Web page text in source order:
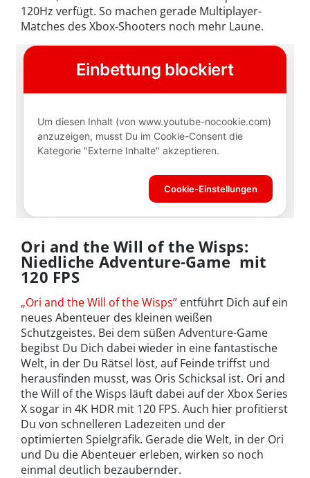
120Hz verfügt. So machen gerade Multiplayer-
Matches des Xbox-Shooters noch mehr Laune.
Ori and the Will of the Wisps:
Niedliche Adventure-Game mit
120 FPS
„Ori and the Will of the Wisps” entführt Dich auf ein
neues Abenteuer des kleinen weißen
Schutzgeistes. Bei dem süßen Adventure-Game
begibst Du Dich dabei wieder in eine fantastische
Welt, in der Du Rätsel löst, auf Feinde triffst und
herausfinden musst, was Oris Schicksal ist. Ori and
the Will of the Wisps läuft dabei auf der Xbox Series
X sogar in 4K HDR mit 120 FPS. Auch hier profitierst
Du von schnelleren Ladezeiten und der
optimierten Spielgrafik. Gerade die Welt, in der Ori
und Du die Abenteuer erleben, wirken so noch
einmal deutlich bezaubernder.